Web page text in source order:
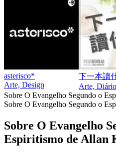
asterisco*
Arte, Design
下一本讀
Arte,
Sobre O Evangelho Segundo o
Sobre O Evangelho Segundo o
Sobre O Evangelho
Espiritismo de Allan